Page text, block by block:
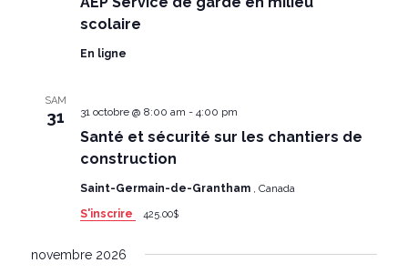
scolaire
En ligne
SAM
31
Santé et sécurité sur les chantiers de
construction
31 octobre @ 8:00 am - 4:00 pm
Saint-Germain-de-Grantham , Canada
S'inscrire
425.00$
novembre 2026